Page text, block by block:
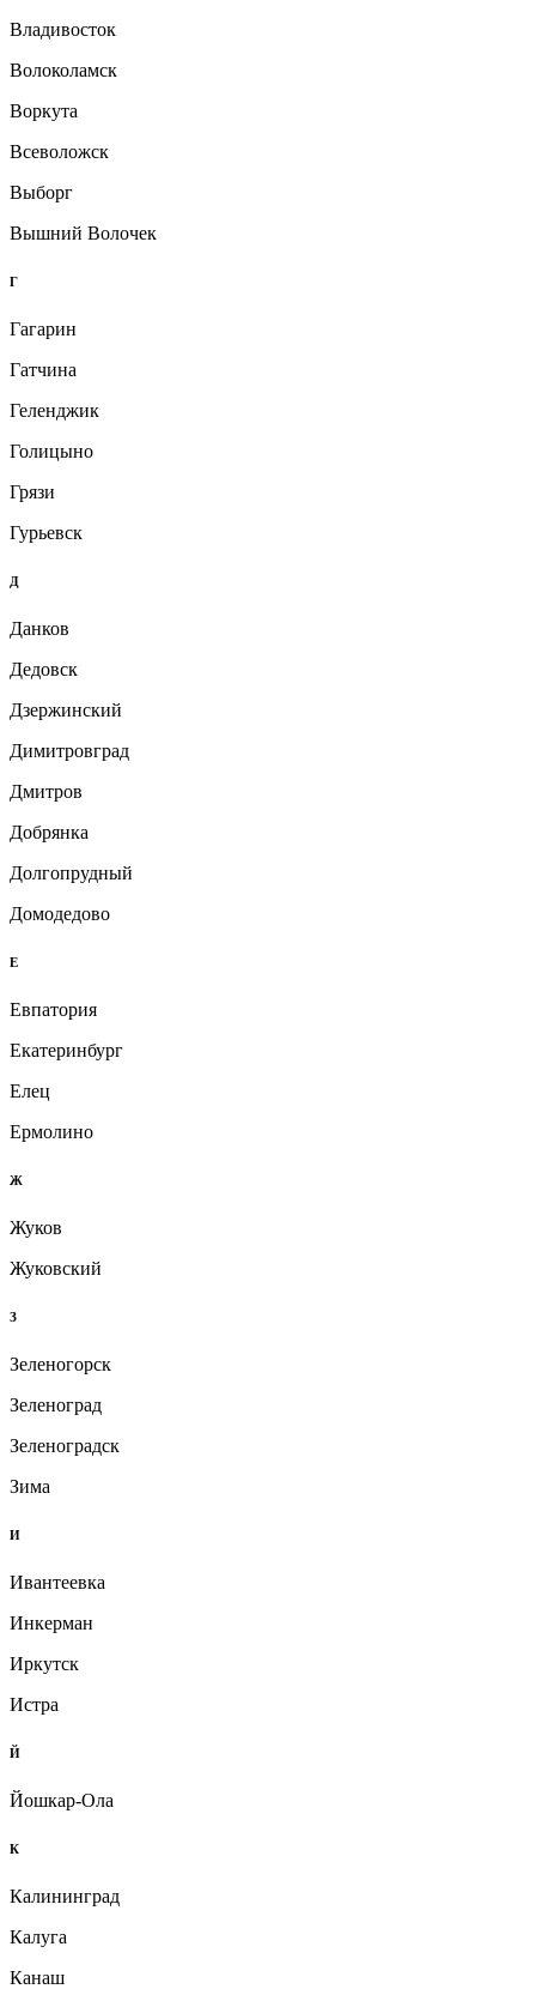
Владивосток
Волоколамск
Воркута
Всеволожск
Выборг
Вышний Волочек
Г
Гагарин
Гатчина
Геленджик
Голицыно
Грязи
Гурьевск
Д
Данков
Дедовск
Дзержинский
Димитровград
Дмитров
Добрянка
Долгопрудный
Домодедово
Е
Евпатория
Екатеринбург
Елец
Ермолино
Ж
Жуков
Жуковский
З
Зеленогорск
Зеленоград
Зеленоградск
Зима
И
Ивантеевка
Инкерман
Иркутск
Истра
Й
Йошкар-Ола
К
Калининград
Калуга
Канаш